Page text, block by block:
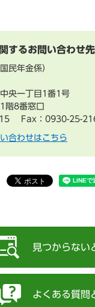
するお問い合わせ先
国民年金係
央一丁目1番1号
8番窓口
Fax：0930-25-
合わせはこちら
見つからない
よくある質問